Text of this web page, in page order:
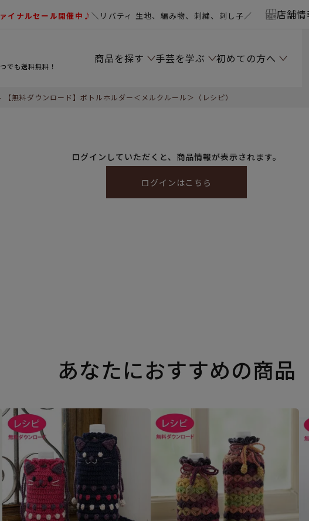
イナルセール開催中♪＼リバティ 生地、編み物、刺繍、刺し子／ 店舗
でも送料無料！
商品を探す 手芸を学ぶ 初めての方へ
【無料ダウンロード】ボトルホルダー＜メルクルール＞（レシピ）
ログインしていただくと、商品情報が表示されます。
ログインはこちら
あなたにおすすめの商品